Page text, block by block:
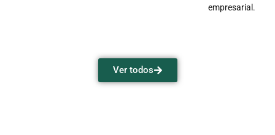
empresarial.
Ver todos